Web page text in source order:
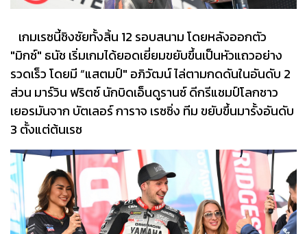
เกมเรซนี้ชิงชัยทั้งสิ้น 12 รอบสนาม โดยหลังออกตัว
"มิกซ์" ธนัช เริ่มเกมได้ยอดเยี่ยมขยับขึ้นเป็นหัวแถวอย่าง
รวดเร็ว โดยมี “แสตมป์" อภิวัฒน์ ไล่ตามกดดันในอันดับ 2
ส่วน มาร์วิน ฟริตซ์ นักบิดเอ็นดูรานซ์ ดีกรีแชมป์โลกชาว
เยอรมันจาก บัตเลอร์ การาจ เรซซิ่ง ทีม ขยับขึ้นมารั้งอันดับ
3 ตั้งแต่ต้นเรซ